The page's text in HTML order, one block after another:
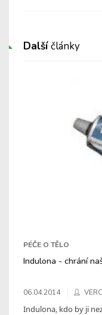
Dalšíčlánky
PÉČE O TĚLO
Indulona - chrání
06.04.2014
Indulona, kdo by ji